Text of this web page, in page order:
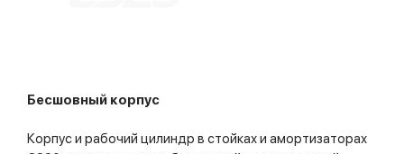
Бесшовный корпус
Корпус и рабочий цилиндр в стойках и амортизаторах